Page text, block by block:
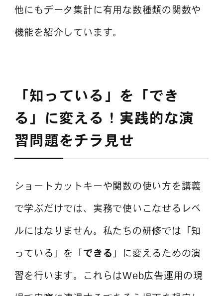
他にもデータ集計に有用な数種類の関数や
機能を紹介しています。
「知っている」を「でき
る」に変える！実践的な演
習問題をチラ見せ
ショートカットキーや関数の使い方を講義
で学ぶだけでは、実務で使いこなせるレベ
ルにはなりません。私たちの研修では「知
っている」を「 できる 」に変えるための演
習を行います。これらはWeb広告運用の現